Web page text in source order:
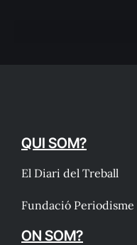
QUI SOM?
El Diari del Treball
Fundació Periodisme
ON SOM?